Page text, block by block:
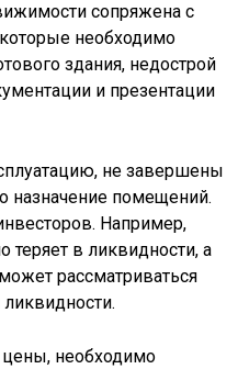
сопряжена с
необходимо
здания, недострой
и презентации
не завершены
назначение помещений.
Например,
в ликвидности, а
рассматриваться
цены, необходимо